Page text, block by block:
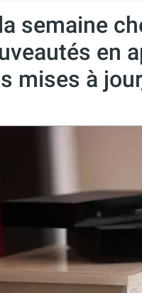
semaine
en
mises à